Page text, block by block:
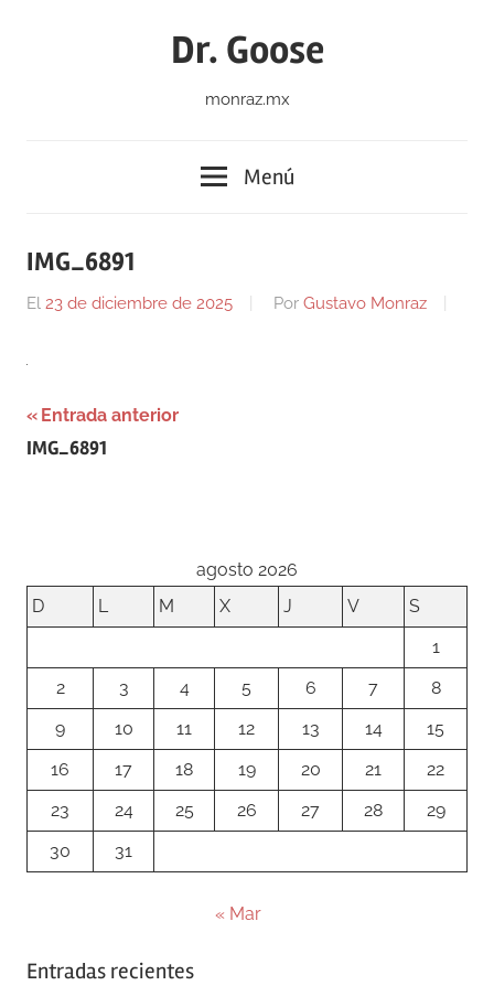
Dr. Goose
monraz.mx
Menú
IMG_6891
El 23 de diciembre de 2025 Por Gustavo Monraz
Navegación
de
Entrada anterior
IMG_6891
agosto 2026
D
L M X J V
S
1
2
3 4 5 6 7
8
9
10 11 12 13 14
15
16
17 18 19 20 21
22
23
24 25 26 27 28
29
30
31
« Mar
Entradas recientes